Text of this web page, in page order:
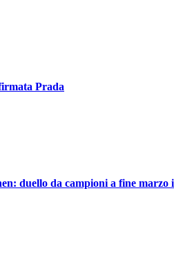
Prada
duello da campioni a fine marzo